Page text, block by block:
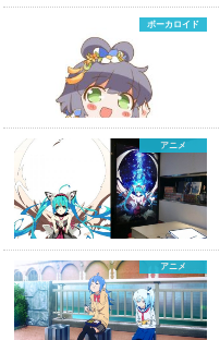
ボーカロイド
アニメ
アニメ